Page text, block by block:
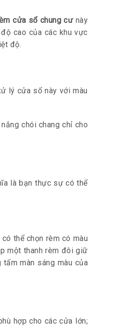
cửa sổ chung cưnày
cao của các khu vực
độ.
lý cửa sổ này với màu
chói chang chỉ cho
là bạn thực sự có thể
thể chọn rèm có màu
một thanh rèm đôi giữ
màn sáng màu của
hợp cho các cửa lớn;